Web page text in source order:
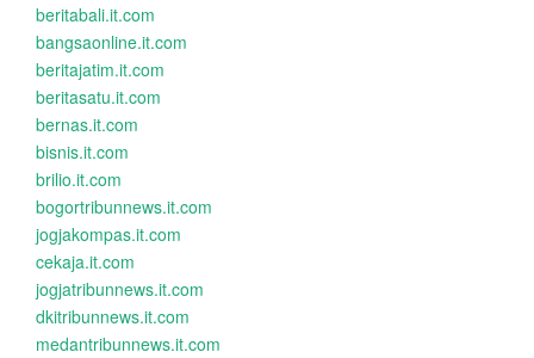
beritabali.it.com
bangsaonline.it.com
beritajatim.it.com
beritasatu.it.com
bernas.it.com
bisnis.it.com
brilio.it.com
bogortribunnews.it.com
jogjakompas.it.com
cekaja.it.com
jogjatribunnews.it.com
dkitribunnews.it.com
medantribunnews.it.com